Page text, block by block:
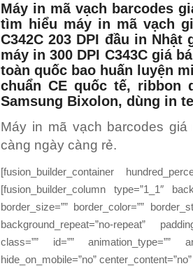
Máy in mã vạch barcodes
tìm hiểu máy in mã vạch
C342C 203 DPI đầu in Nhật
máy in 300 DPI C343C giá
toàn quốc bao huấn luyện
chuẩn CE quốc tế, ribbon
Samsung Bixolon, dùng in
Máy in mã vạch barcodes
càng ngày càng rẻ.
[fusion_builder_container
[fusion_builder_column type=”1_1″
border_size=”” border_color=””
background_repeat=”no-repeat”
class=”” id=”” animation_type=””
hide_on_mobile=”no”